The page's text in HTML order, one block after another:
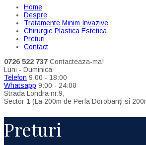
Home
Despre
Tratamente Minim Invazive
Chirurgie Plastica Estetica
Preturi
Contact
0726 522 737 Contacteaza-ma!
Luni - Duminica
Telefon 9:00 - 18:00
Whatsapp 9:00 - 24:00
Strada Londra nr.9,
Sector 1 (La 200m de Perla Dorobanți si
Preturi